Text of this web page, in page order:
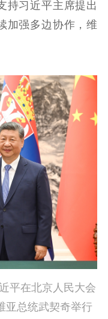
持习近平主席提出
加强多边协作，维
在北京人民大会
亚总统武契奇举行